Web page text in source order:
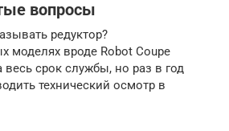
вопросы
редуктор?
моделях вроде Robot Coupe
срок службы, но раз в год
технический осмотр в